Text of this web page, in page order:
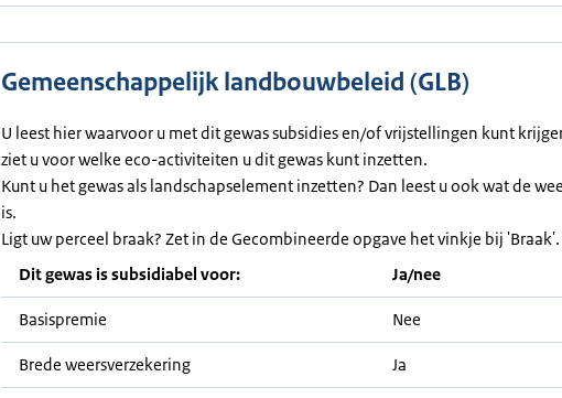
Gemeenschappelijk landbouwbeleid (GLB)
U leest hier waarvoor u met dit gewas subsidies en/of vrijstellingen kunt
ziet u voor welke eco-activiteiten u dit gewas kunt inzetten.
Kunt u het gewas als landschapselement inzetten? Dan leest u ook wat de
is.
Ligt uw perceel braak? Zet in de Gecombineerde opgave het vinkje bij 'Braak'.
Dit gewas is subsidiabel voor:
Ja/nee
Basispremie Nee
Brede weersverzekering Ja